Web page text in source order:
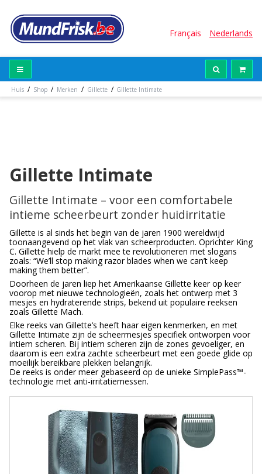
Français Nederlands
Huis / Shop / Merken / Gillette / Gillette Intimate
Gillette Intimate
Gillette Intimate – voor een comfortabele
intieme scheerbeurt zonder huidirritatie
Gillette is al sinds het begin van de jaren 1900 wereldwijd
toonaangevend op het vlak van scheerproducten. Oprichter King
C. Gillette hielp de markt mee te revolutioneren met slogans
zoals: “We’ll stop making razor blades when we can’t keep
making them better”.
Doorheen de jaren liep het Amerikaanse Gillette keer op keer
voorop met nieuwe technologieën, zoals het ontwerp met 3
mesjes en hydraterende strips, bekend uit populaire reeksen
zoals Gillette Mach.
Elke reeks van Gillette’s heeft haar eigen kenmerken, en met
Gillette Intimate zijn de scheermesjes specifiek ontworpen voor
intiem scheren. Bij intiem scheren zijn de zones gevoeliger, en
daarom is een extra zachte scheerbeurt met een goede glide op
moeilijk bereikbare plekken belangrijk.
De reeks is onder meer gebaseerd op de unieke SimplePass™-
technologie met anti-irritatiemessen.